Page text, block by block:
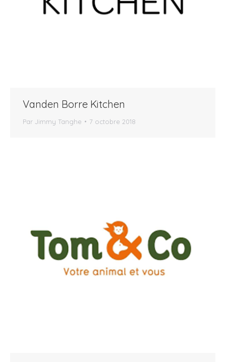
Vanden Borre Kitchen
Par Jimmy Tanghe 7 octobre 2018